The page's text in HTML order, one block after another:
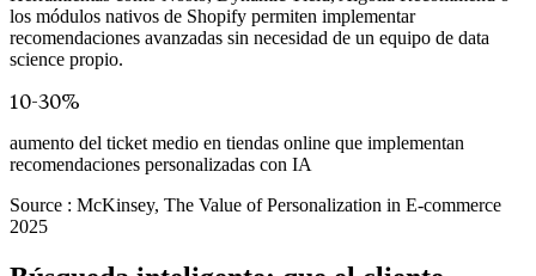
los módulos nativos de Shopify permiten implementar
recomendaciones avanzadas sin necesidad de un equipo de data
science propio.
10-30%
aumento del ticket medio en tiendas online que implementan
recomendaciones personalizadas con IA
Source : McKinsey, The Value of Personalization in E-commerce
2025